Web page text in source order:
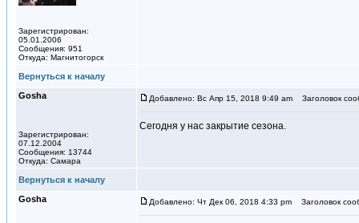
Зарегистрирован:
05.01.2006
Сообщения: 951
Откуда: Магнитогорск
Вернуться к началу
Gosha
Зарегистрирован:
07.12.2004
Сообщения: 13744
Откуда: Самара
Добавлено: Вс Апр 15, 2018 9:49 am Заголовок
Сегодня у нас закрытие сезона.
Вернуться к началу
Gosha
Добавлено: Чт Дек 06, 2018 4:33 pm Заголовок